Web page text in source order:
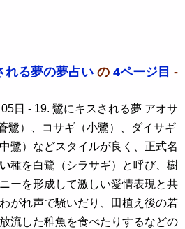
れる夢の夢占い の 4ページ目 -
日 - 19. 鷺にキスされる夢 アオサ
鷺）、コサギ（小鷺）、ダイサギ
鷺）などスタイルが良く、正式名
種を白鷺（シラサギ）と呼び、樹
ーを形成して激しい愛情表現と共
がれ声で騒いだり、田植え後の若
流した稚魚を食べたりするなどの